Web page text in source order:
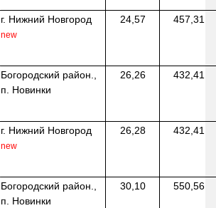
г. Нижний Новгород
new
24,57 457,31
Богородский район.,
п. Новинки
26,26 432,41
г. Нижний Новгород
new
26,28 432,41
Богородский район.,
п. Новинки
30,10 550,56